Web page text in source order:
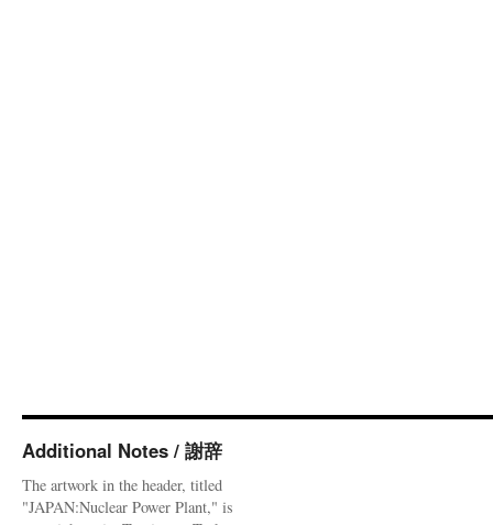
Additional Notes / 謝辞
The artwork in the header, titled
"JAPAN:Nuclear Power Plant," is